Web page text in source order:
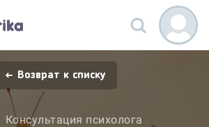
Возврат к списку
Консультация психолога